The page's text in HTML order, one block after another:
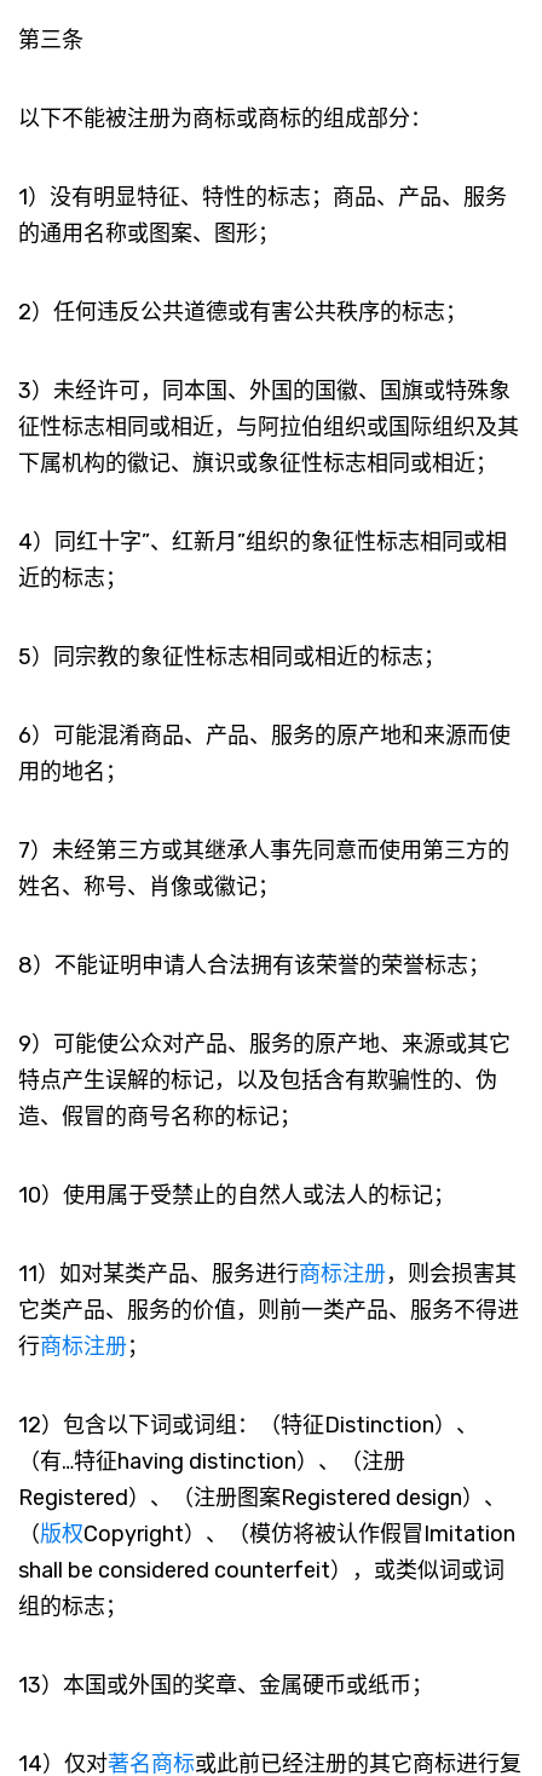
第三条
以下不能被注册为商标或商标的组成部分：
1）没有明显特征、特性的标志；商品、产品、服务
的通用名称或图案、图形；
2）任何违反公共道德或有害公共秩序的标志；
3）未经许可，同本国、外国的国徽、国旗或特殊象
征性标志相同或相近，与阿拉伯组织或国际组织及其
下属机构的徽记、旗识或象征性标志相同或相近；
4）同红十字”、红新月”组织的象征性标志相同或相
近的标志；
5）同宗教的象征性标志相同或相近的标志；
6）可能混淆商品、产品、服务的原产地和来源而使
用的地名；
7）未经第三方或其继承人事先同意而使用第三方的
姓名、称号、肖像或徽记；
8）不能证明申请人合法拥有该荣誉的荣誉标志；
9）可能使公众对产品、服务的原产地、来源或其它
特点产生误解的标记，以及包括含有欺骗性的、伪
造、假冒的商号名称的标记；
10）使用属于受禁止的自然人或法人的标记；
11）如对某类产品、服务进行商标注册，则会损害其
它类产品、服务的价值，则前一类产品、服务不得进
行商标注册；
12）包含以下词或词组：（特征Distinction）、
（有…特征having distinction）、（注册
Registered）、（注册图案Registered design）、
（版权Copyright）、（模仿将被认作假冒Imitation
shall be considered counterfeit），或类似词或词
组的标志；
13）本国或外国的奖章、金属硬币或纸币；
14）仅对著名商标或此前已经注册的其它商标进行复